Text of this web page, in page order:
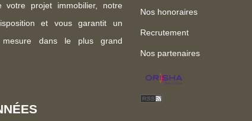
votre projet immobilier, notre
et vous garantit un
mesure dans le plus grand
Nos honoraires
Recrutement
Nos partenaires